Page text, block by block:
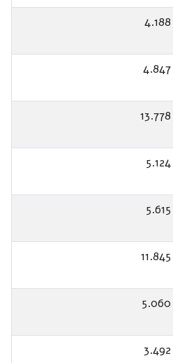
4.188
4.847
13.778
5.124
5.615
11.845
5.060
3.492